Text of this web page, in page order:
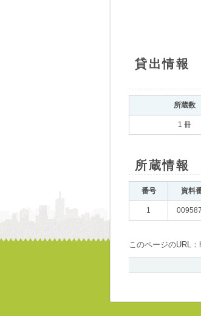
貸出情報
所蔵数
1 冊
所蔵情報
番号 資料
1
このページのURL